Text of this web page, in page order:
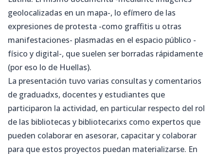
geolocalizadas en un mapa-, lo efímero de las
expresiones de protesta -como graffitis u otras
manifestaciones- plasmadas en el espacio público -
físico y digital-, que suelen ser borradas rápidamente
(por eso lo de Huellas).
La presentación tuvo varias consultas y comentarios
de graduadxs, docentes y estudiantes que
participaron la actividad, en particular respecto del rol
de las bibliotecas y bibliotecarixs como expertos que
pueden colaborar en asesorar, capacitar y colaborar
para que estos proyectos puedan materializarse. En